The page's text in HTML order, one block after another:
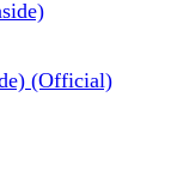
(Official)